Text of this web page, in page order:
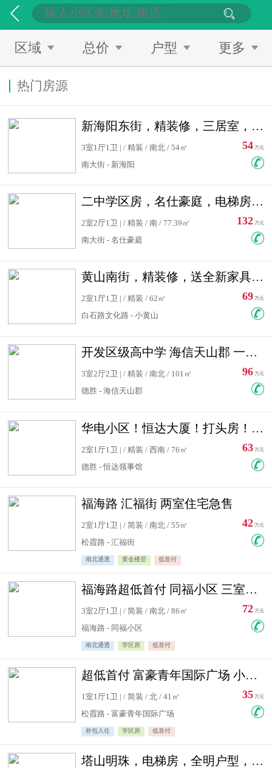
区域 总价 户型 更多
热门房源
新海阳东街，精装修，三居室，南北通透，拎包入住，单价低
3室1厅1卫 | / 精装 / 南北 / 54㎡
南大街 - 新海阳
54 万元
二中学区房，名仕豪庭，电梯房，双南卧室，单价低，急售
2室2厅1卫 | / 精装 / 南 / 77.39㎡
南大街 - 名仕豪庭
132 万元
黄山南街，精装修，送全新家具，看房有钥匙，实用面积大
2室1厅1卫 | / 精装 / 62㎡
白石路文化路 - 小黄山
69 万元
开发区级高中学 海信天山郡 一手合同没有税！ 送车位
3室2厅2卫 | / 精装 / 南北 / 101㎡
德胜 - 海信天山郡
96 万元
华电小区！恒达大厦！打头房！精装修！可低首付！随时看房！
2室1厅1卫 | / 精装 / 西南 / 76㎡
德胜 - 恒达领事馆
63 万元
福海路 汇福街 两室住宅急售
2室1厅1卫 | / 简装 / 南北 / 55㎡
松霞路 - 汇福街
南北通透 黄金楼层 低首付
42 万元
福海路超低首付 同福小区 三室住宅急售
3室2厅1卫 | / 简装 / 南北 / 86㎡
福海路 - 同福小区
南北通透 学区房 低首付
72 万元
超低首付 富豪青年国际广场 小高层住宅急售
1室1厅1卫 | / 简装 / 北 / 41㎡
松霞路 - 富豪青年国际广场
拎包入住 学区房 低首付
35 万元
塔山明珠，电梯房，全明户型，视野好，毛坯房，看房有钥匙